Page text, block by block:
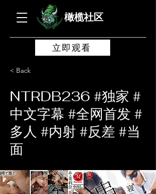
橄榄社区
立即观看
< Back
NTRDB236 #独家 #
中文字幕 #全网首发 #
多人 #内射 #反差 #当
面